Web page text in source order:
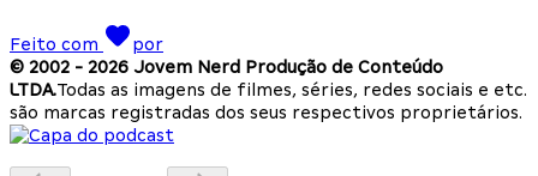
Feito com
por
© 2002 - 2026 Jovem Nerd Produção de Conteúdo
LTDA.Todas as imagens de filmes, séries, redes sociais e etc.
são marcas registradas dos seus respectivos proprietários.